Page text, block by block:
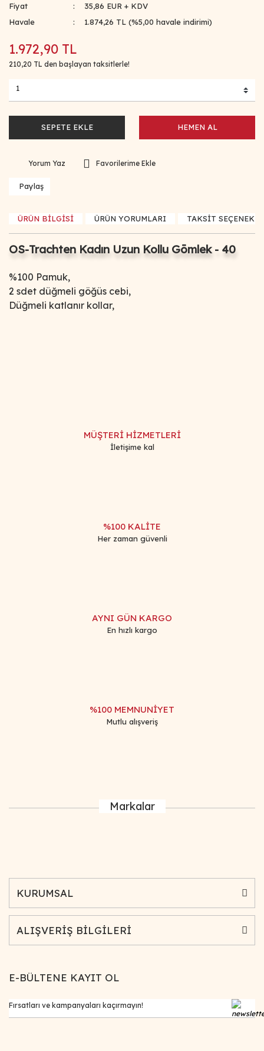
Fiyat
35,86 EUR + KDV
Havale
1.874,26 TL (%5,00 havale indirimi)
1.972,90 TL
210,20 TL den başlayan taksitlerle!
SEPETE EKLE HEMEN AL
Yorum Yaz
Paylaş
ÜRÜN BİLGİSİ ÜRÜN YORUMLARI TAKSİT
OS-Trachten Kadın Uzun Kollu Gömlek - 40
%100 Pamuk,
2 sdet düğmeli göğüs cebi,
Düğmeli katlanır kollar,
Ürün bilgilerinde hatalar bulunuyor.
MÜŞTERİ HİZMETLERİ
İletişime kal
%100 KALİTE
Her zaman güvenli
AYNI GÜN KARGO
En hızlı kargo
%100 MEMNUNİYET
Mutlu alışveriş
Markalar
KURUMSAL
ALIŞVERİŞ BİLGİLERİ
E-BÜLTENE KAYIT OL